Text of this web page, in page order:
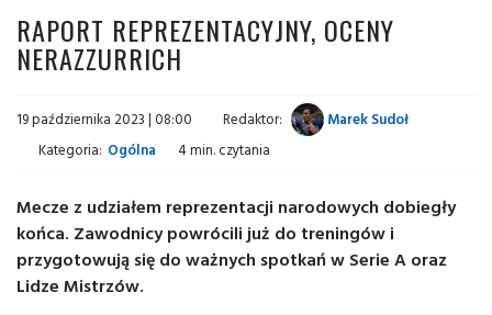
RAPORT REPREZENTACYJNY, OCENY
NERAZZURRICH
19 października 2023 | 08:00 Redaktor:
Marek Sudoł
Kategoria: Ogólna 4 min. czytania
Mecze z udziałem reprezentacji narodowych dobiegły
końca. Zawodnicy powrócili już do treningów i
przygotowują się do ważnych spotkań w Serie A oraz
Lidze Mistrzów.